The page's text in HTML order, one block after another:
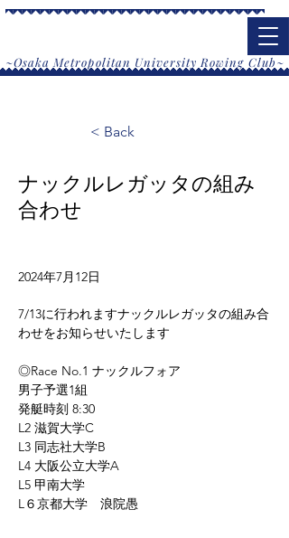
​~Osaka Metropolitan University Rowing Club~
< Back
ナックルレガッタの組み
合わせ
2024年7月12日
7/13に行われますナックルレガッタの組み合
わせをお知らせいたします
◎Race No.1 ナックルフォア
男子予選1組
発艇時刻 8:30
L2 滋賀大学C
L3 同志社大学B
L4 大阪公立大学A
L5 甲南大学
L６京都大学　浪院愚